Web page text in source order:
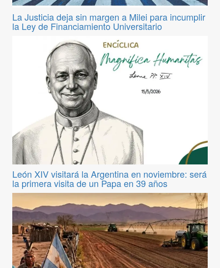
La Justicia deja sin margen a Milei para incumplir
la Ley de Financiamiento Universitario
León XIV visitará la Argentina en noviembre: será
la primera visita de un Papa en 39 años